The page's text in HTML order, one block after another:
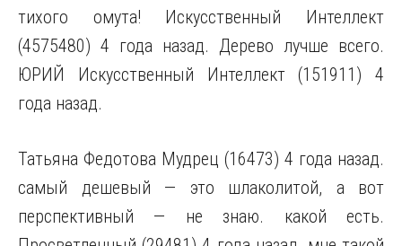
тихого омута! Искусственный Интеллект
(4575480) 4 года назад. Дерево лучше всего.
ЮРИЙ Искусственный Интеллект (151911) 4
года назад.
Татьяна Федотова Мудрец (16473) 4 года назад.
самый дешевый — это шлаколитой, а вот
перспективный — не знаю. какой есть.